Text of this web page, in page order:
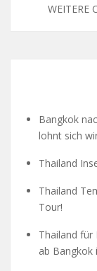
WEITERE
Bangkok
lohnt sich
Thailand
Thailand
Tour!
Thailand für
ab Bangkok